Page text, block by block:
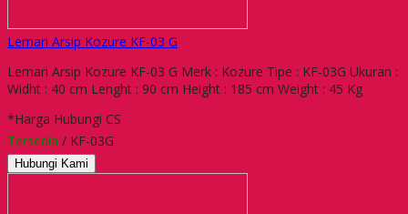
Lemari Arsip Kozure KF-03 G
Lemari Arsip Kozure KF-03 G Merk : Kozure Tipe : KF-03G Ukuran :
Widht : 40 cm Lenght : 90 cm Height : 185 cm Weight : 45 Kg
*Harga Hubungi CS
Tersedia / KF-03G
Hubungi Kami